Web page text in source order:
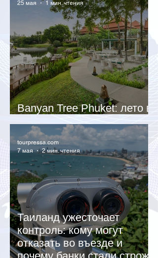
Banyan Tree Phuket: лето в
ритме острова
25 мая 1 мин. чтения
Таиланд ужесточает
контроль: кому могут
отказать во въезде и
tourpressa.com
7 мая
2 мин. чтения